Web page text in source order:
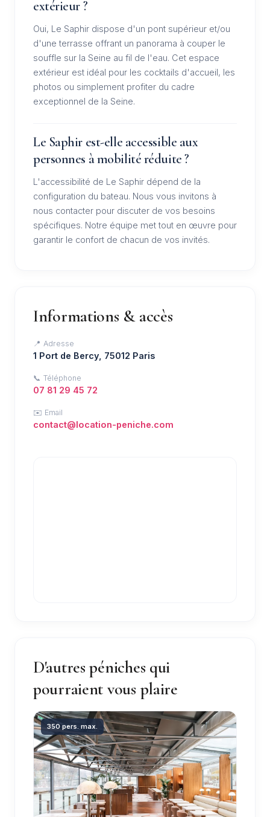
extérieur ?
Oui, Le Saphir dispose d'un pont supérieur et/ou
d'une terrasse offrant un panorama à couper le
souffle sur la Seine au fil de l'eau. Cet espace
extérieur est idéal pour les cocktails d'accueil, les
photos ou simplement profiter du cadre
exceptionnel de la Seine.
Le Saphir est-elle accessible aux
personnes à mobilité réduite ?
L'accessibilité de Le Saphir dépend de la
configuration du bateau. Nous vous invitons à
nous contacter pour discuter de vos besoins
spécifiques. Notre équipe met tout en œuvre pour
garantir le confort de chacun de vos invités.
Informations & accès
📍 Adresse
1 Port de Bercy, 75012 Paris
📞 Téléphone
07 81 29 45 72
✉️ Email
contact@location-peniche.com
D'autres péniches qui
pourraient vous plaire
350 pers. max.